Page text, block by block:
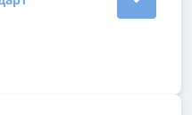
Гостиничный номер